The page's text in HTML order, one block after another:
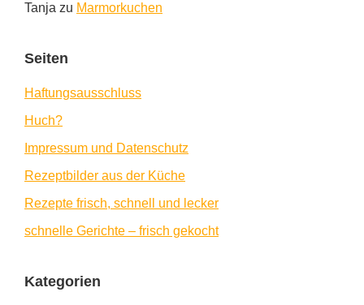
Tanja zu Marmorkuchen
Seiten
Haftungsausschluss
Huch?
Impressum und Datenschutz
Rezeptbilder aus der Küche
Rezepte frisch, schnell und lecker
schnelle Gerichte – frisch gekocht
Kategorien